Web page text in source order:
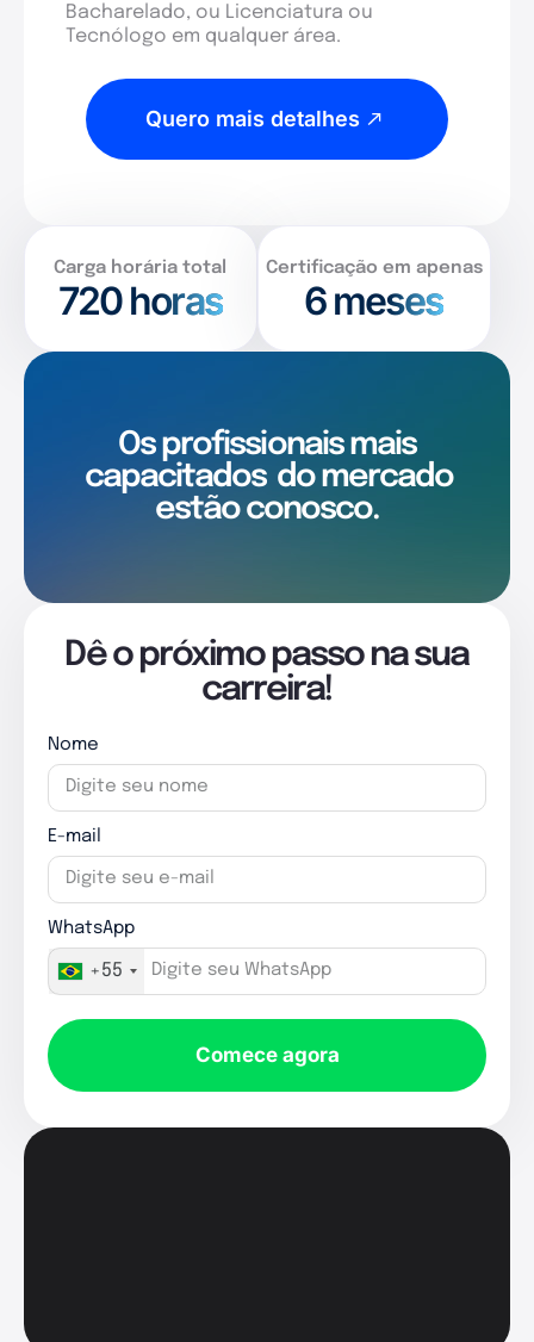
Bacharelado, ou Licenciatura ou
Tecnólogo em qualquer área.
Quero mais detalhes
Carga horária total
720horas
Certificação em apenas
6 meses
Os profissionais mais
capacitados do mercado
estão conosco.
Dê o próximo passo na sua
carreira!
Nome
E-mail
WhatsApp
+55
Comece agora